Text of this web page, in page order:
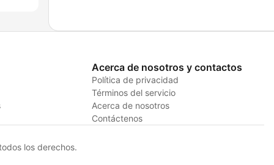
Acerca de nosotros y contactos
Política de privacidad
Términos del servicio
Acerca de nosotros
Contáctenos
los derechos.